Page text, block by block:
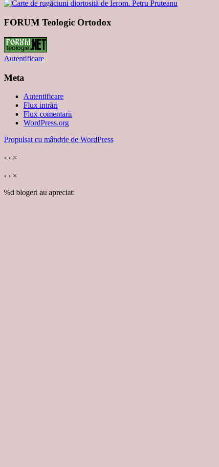
FORUM Teologic Ortodox
Autentificare
Meta
Autentificare
Flux intrări
Flux comentarii
WordPress.org
Propulsat cu mândrie de WordPress
‹ › ×
‹ › ×
%d blogeri au apreciat: